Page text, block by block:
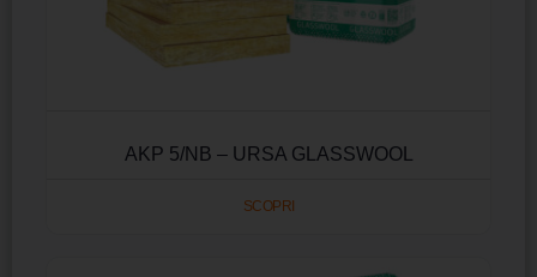
AKP 5/NB – URSA GLASSWOOL
SCOPRI